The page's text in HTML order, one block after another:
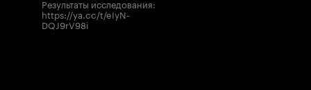
Результаты исследования:
https://ya.cc/t/eIyN-
DQJ9rV98i